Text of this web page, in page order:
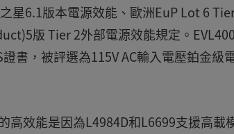
之星6.1版本電源效能、歐洲EuP Lot 6
版 Tier 2外部電源效能規定。
書，被評選為115V AC輸入電壓鉑金級
高效能是因為L4984D和L6699支援高